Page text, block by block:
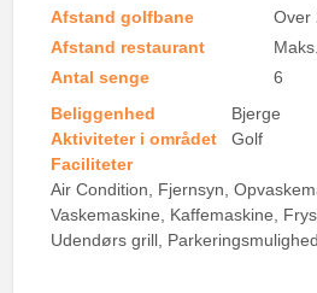
Afstand golfbane
Over
Afstand restaurant
Antal senge
6
Beliggenhed
Bjerge
Aktiviteter i området
Golf
Faciliteter
Air Condition, Fjernsyn,
Vaskemaskine, Kaffemaskine,
Udendørs grill,